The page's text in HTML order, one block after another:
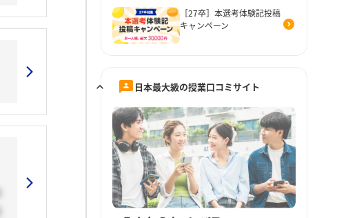
［27卒］本選考体験記投稿
キャンペーン
日本最大級の授業口コミサイト